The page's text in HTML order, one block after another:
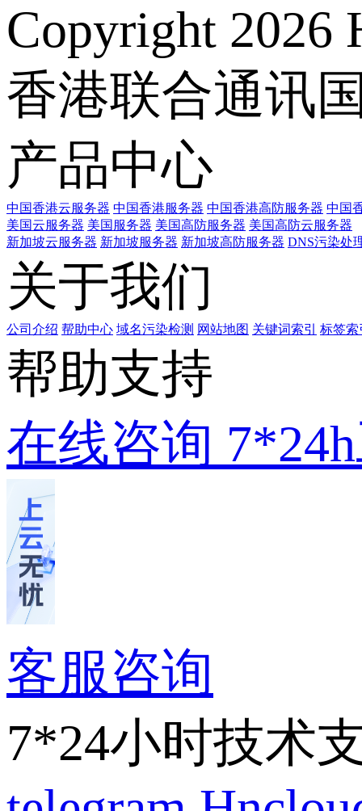
Copyright 2026
香港联合通讯
产品中心
中国香港云服务器 中国香港服务器 中国香港高防服务器 中国
美国云服务器 美国服务器 美国高防服务器 美国高防云服务器
新加坡云服务器 新加坡服务器 新加坡高防服务器 DNS污染处
关于我们
公司介绍 帮助中心 域名污染检测 网站地图 关键词索引 标签索
帮助支持
在线咨询
客服咨询
7*24小时技术